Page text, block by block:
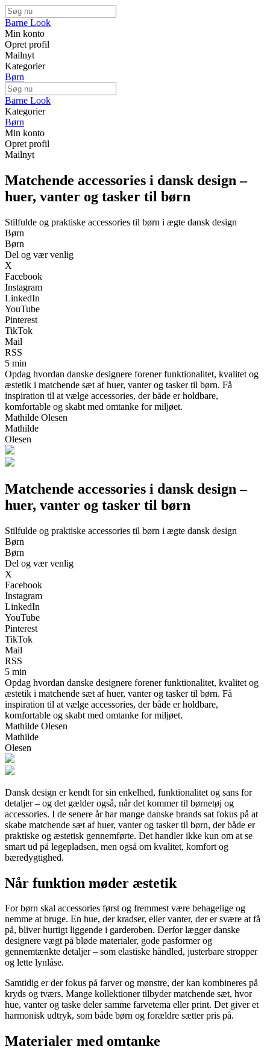
Barne Look
Min konto
Opret profil
Mailnyt
Kategorier
Børn
Barne Look
Kategorier
Børn
Min konto
Opret profil
Mailnyt
Matchende accessories i dansk design –
huer, vanter og tasker til børn
Stilfulde og praktiske accessories til børn i ægte dansk design
Børn
Børn
Del og vær venlig
X
Facebook
Instagram
LinkedIn
YouTube
Pinterest
TikTok
Mail
RSS
5 min
Opdag hvordan danske designere forener funktionalitet, kvalitet og
æstetik i matchende sæt af huer, vanter og tasker til børn. Få
inspiration til at vælge accessories, der både er holdbare,
komfortable og skabt med omtanke for miljøet.
Mathilde Olesen
Mathilde
Olesen
Matchende accessories i dansk design –
huer, vanter og tasker til børn
Stilfulde og praktiske accessories til børn i ægte dansk design
Børn
Børn
Del og vær venlig
X
Facebook
Instagram
LinkedIn
YouTube
Pinterest
TikTok
Mail
RSS
5 min
Opdag hvordan danske designere forener funktionalitet, kvalitet og
æstetik i matchende sæt af huer, vanter og tasker til børn. Få
inspiration til at vælge accessories, der både er holdbare,
komfortable og skabt med omtanke for miljøet.
Mathilde Olesen
Mathilde
Olesen
Dansk design er kendt for sin enkelhed, funktionalitet og sans for
detaljer – og det gælder også, når det kommer til børnetøj og
accessories. I de senere år har mange danske brands sat fokus på at
skabe matchende sæt af huer, vanter og tasker til børn, der både er
praktiske og æstetisk gennemførte. Det handler ikke kun om at se
smart ud på legepladsen, men også om kvalitet, komfort og
bæredygtighed.
Når funktion møder æstetik
For børn skal accessories først og fremmest være behagelige og
nemme at bruge. En hue, der kradser, eller vanter, der er svære at få
på, bliver hurtigt liggende i garderoben. Derfor lægger danske
designere vægt på bløde materialer, gode pasformer og
gennemtænkte detaljer – som elastiske håndled, justerbare stropper
og lette lynlåse.
Samtidig er der fokus på farver og mønstre, der kan kombineres på
kryds og tværs. Mange kollektioner tilbyder matchende sæt, hvor
hue, vanter og taske deler samme farvetema eller print. Det giver et
harmonisk udtryk, som både børn og forældre sætter pris på.
Materialer med omtanke